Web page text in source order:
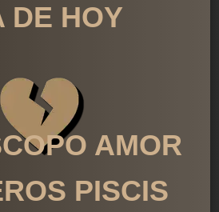
DE HOY
AMOR
PISCIS